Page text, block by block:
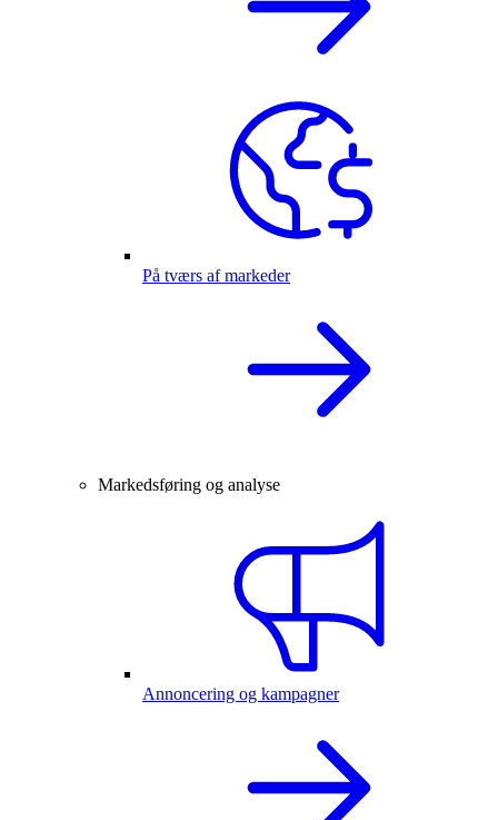
På tværs af markeder
Markedsføring og analyse
Annoncering og kampagner